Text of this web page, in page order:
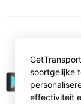
soortgelijke
effectiviteit